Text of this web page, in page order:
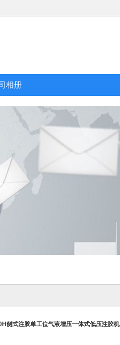
相册
侧式注胶单工位气液增压一体式低压注胶机